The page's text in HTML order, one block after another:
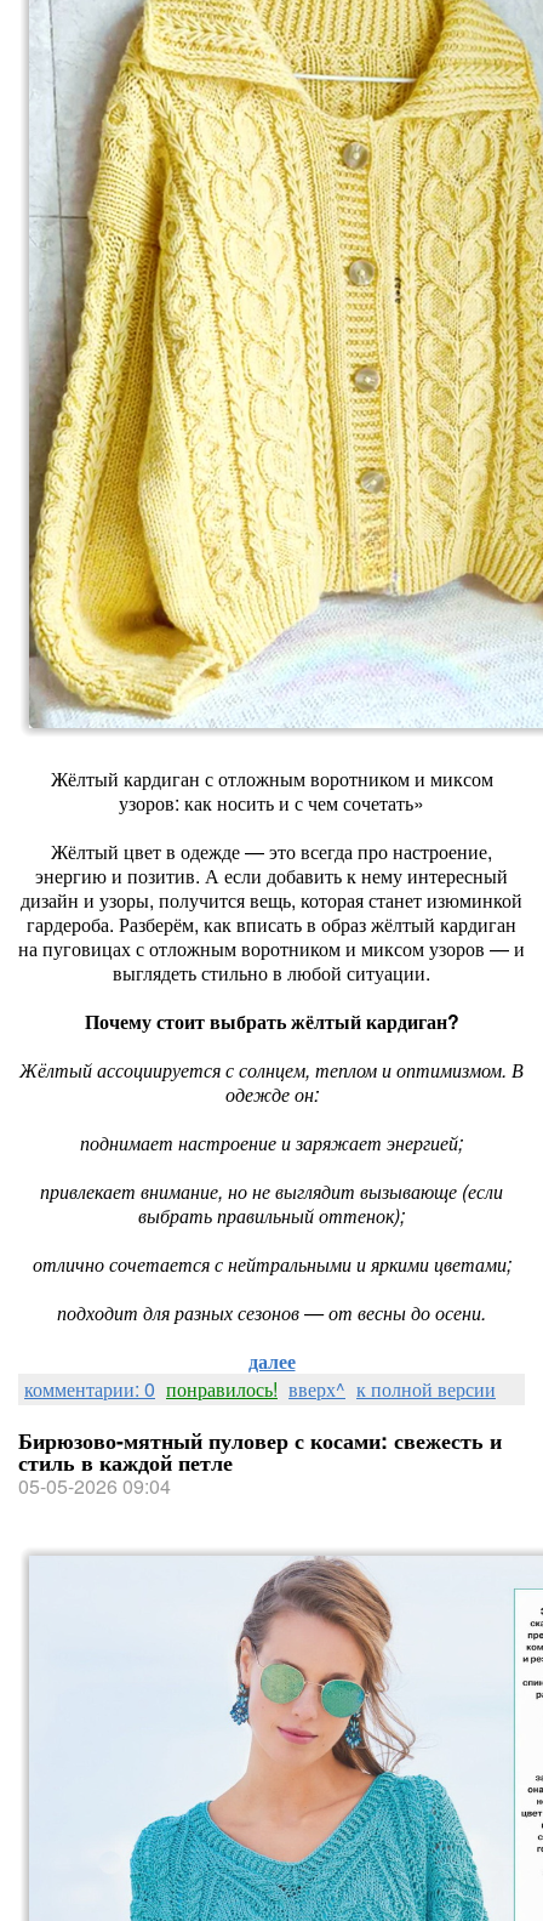
Жёлтый кардиган с отложным воротником и миксом
узоров: как носить и с чем сочетать»
Жёлтый цвет в одежде — это всегда про настроение,
энергию и позитив. А если добавить к нему интересный
дизайн и узоры, получится вещь, которая станет изюминкой
гардероба. Разберём, как вписать в образ жёлтый кардиган
на пуговицах с отложным воротником и миксом узоров — и
выглядеть стильно в любой ситуации.
Почему стоит выбрать жёлтый кардиган?
Жёлтый ассоциируется с солнцем, теплом и оптимизмом. В
одежде он:
поднимает настроение и заряжает энергией;
привлекает внимание, но не выглядит вызывающе (если
выбрать правильный оттенок);
отлично сочетается с нейтральными и яркими цветами;
подходит для разных сезонов — от весны до осени.
далее
комментарии: 0 понравилось! вверх^ к полной версии
Бирюзово-мятный пуловер с косами: свежесть и
стиль в каждой петле
05-05-2026 09:04